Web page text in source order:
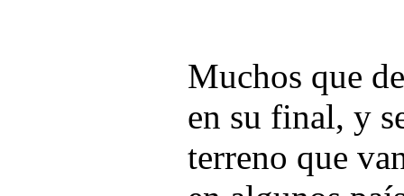
Muchos que
en su final, y
terreno que